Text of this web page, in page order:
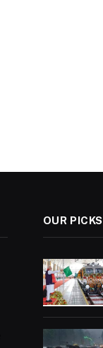
OUR PICKS